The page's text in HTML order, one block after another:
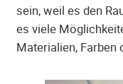
sein, weil es den
es viele
Materialien, Farben